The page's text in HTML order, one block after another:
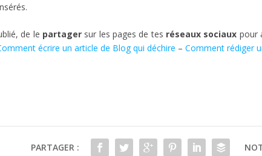
de le partagersur les pages de tes réseaux sociaux pour
écrire un article de Blog qui déchire – Comment rédiger
PARTAGER :